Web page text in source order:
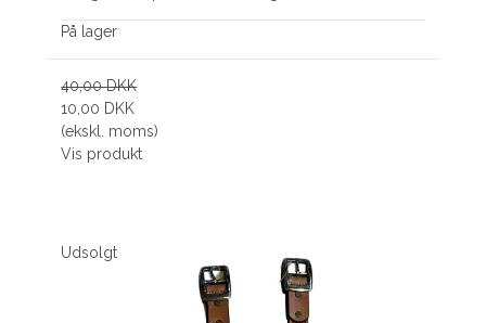
På lager
40,00 DKK
10,00 DKK
(ekskl. moms)
Vis produkt
Udsolgt